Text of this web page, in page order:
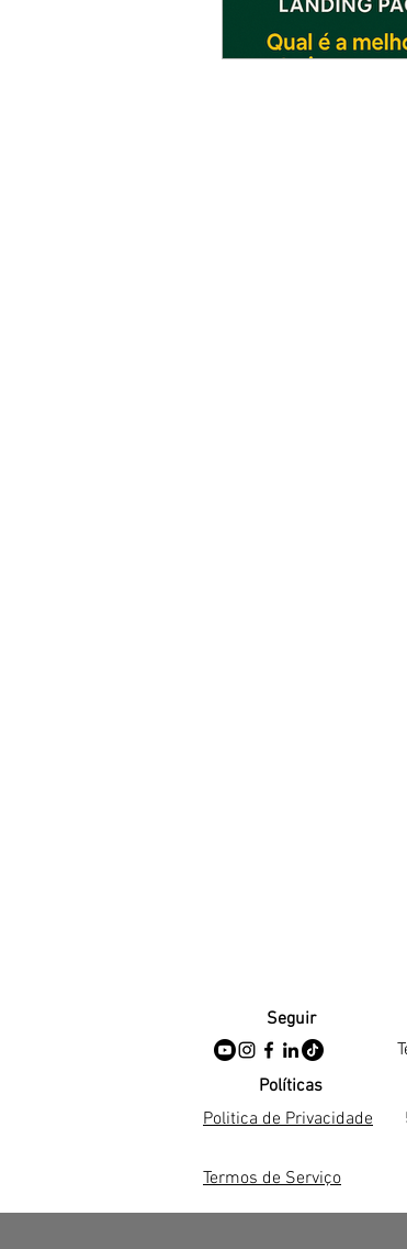
Seguir
Políticas
Politica de Privacidade
Termos de Serviço